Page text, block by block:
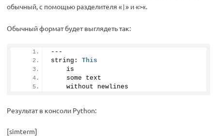
обычный, с помощью разделителя « » и «>«.
Обычный формат будет выглядеть так:
---
string: This
    is
    some text
    without newlines
Результат в консоли Python:
[simterm]